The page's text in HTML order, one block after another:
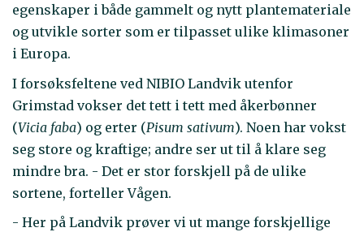
egenskaper i både gammelt og nytt plantemateriale
og utvikle sorter som er tilpasset ulike klimasoner
i Europa.
I forsøksfeltene ved NIBIO Landvik utenfor
Grimstad vokser det tett i tett med åkerbønner
(Vicia faba) og erter (Pisum sativum). Noen har vokst
seg store og kraftige; andre ser ut til å klare seg
mindre bra. - Det er stor forskjell på de ulike
sortene, forteller Vågen.
- Her på Landvik prøver vi ut mange forskjellige